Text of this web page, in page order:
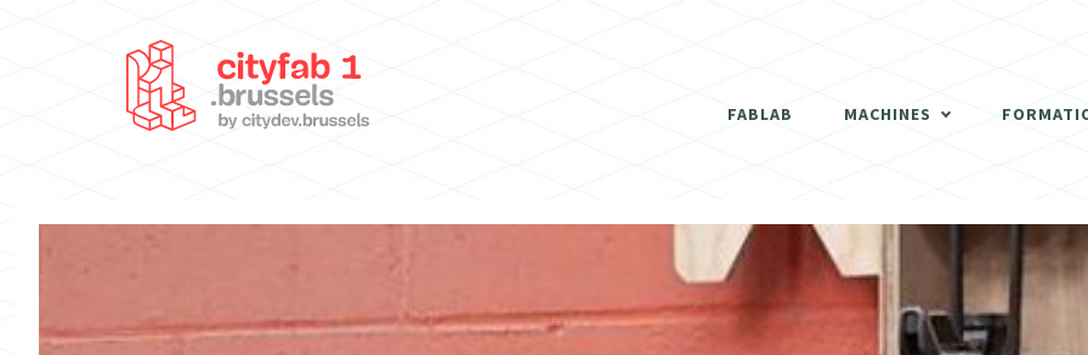
FABLAB MACHINES
SCANNER 3D
DÉCOUPEUSES LASER
IMPRIMANTES 3D
ATELIER BOIS